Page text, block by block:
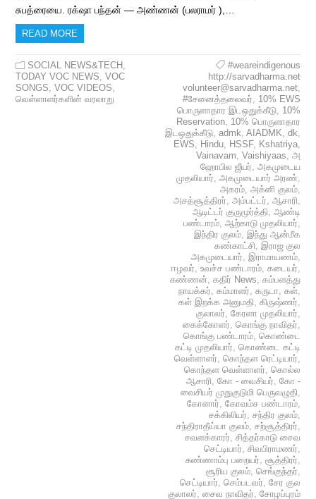
சுபத்ரையை. ரக்‌ஷா பந்தன் — அண்ணன் (பலராமர் ),…
READ MORE
SOCIAL NEWS&TECH ,
TODAY VOC NEWS,VOC
SONGS,VOC VIDEOS,
வெள்ளாளர்களின் வரலாறு
#weareindigenous
http://sarvadharma.net
volunteer@sarvadharma.net,
#சேனைத்தலைவர், 10% EWS
பொருளாதார இடஒதுக்கீடு, 10%
Reservation, 10% பொருளாதார
இடஒதுக்கீடு, admk, AIADMK, dk,
EWS, Hindu, HSSF, Kshatriya,
Vainavam, Vaishiyaas, அ
ஹோபில ஜீயர், அகமுடைய
முதலியார், அகமுடையார் அரண்,
அகரம், அக்னி குலம்,
அசத்சூத்திரர், அம்பட்டர், ஆசாரி,
ஆடிட்டர் குருமூர்த்தி, ஆண்டி
பண்டாரம், ஆற்காடு முதலியார்,
இந்திர குலம், இந்து ஆன்மீக
கண்காட்சி, இராஜ குல
அகமுடையார், இராமாயணம்,
ஈழவர், உவச்ச பண்டாரம், கடையர்,
கண்ணன், கதிர் News, கம்பளத்து
நாயக்கர், கம்மாளர், கருடா, கள்,
கள் இறக்க அனுமதி, கிருஷ்ணர்,
குலாலர், கேரளா முதலியார்,
கைக்கோளர், கொங்கு நாவிதர்,
கொங்கு பண்டாரம், கொண்டை
கட்டி முதலியார், கொண்டை கட்டி
வெள்ளாளர், கொந்தள ரெட்டியார்,
கொந்தள வெள்ளாளர், கொல்ல
ஆசாரி, கோ - வைசியர், கோ -
வைசியர் முதுகுடுமி பெருவழுதி,
கோனார், கோவம்ச பண்டாரம்,
சக்கிலியர், சந்திர குலம்,
சந்திராதீய்யா குலம், சற்சூத்திரர்,
சவளக்காரர், சித்தர்காடு சைவ
செட்டியார், சிவபிராமணர்,
சுண்ணாம்பு பறையர், சூத்திரர்,
சூரிய குலம், செங்குந்தர்,
செட்டியார், செம்படவர், சேர குல
குலாலர், சைவ நாவிதர், சோழப்புரம்